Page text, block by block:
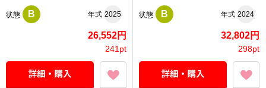
状態 B 年式 2025
26,552円
241pt
状態 B 年式 2024
32,802円
298pt